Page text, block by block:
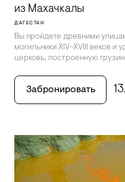
из Махачкалы
ДАГЕСТАН
Вы пройдете древними
могильники XIV–XVIII веков и
церковь, построенную
Забронировать